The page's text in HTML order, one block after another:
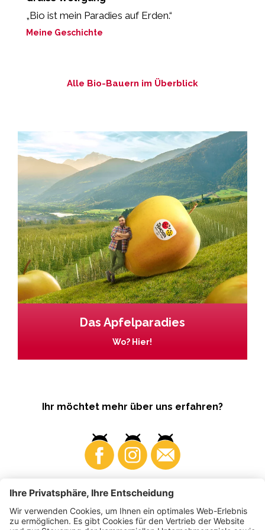
„Bio ist mein Paradies auf Erden.“
Meine Geschichte
Alle Bio-Bauern im Überblick
Das Apfelparadies
Wo? Hier!
Ihr möchtet mehr über uns erfahren?
Business Produzenten